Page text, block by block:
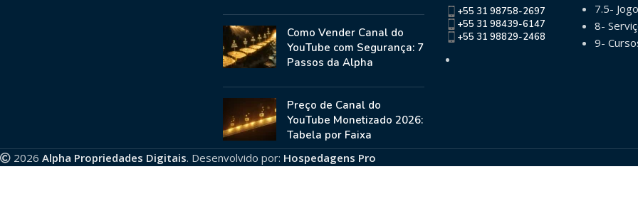
Como Vender Canal do
YouTube com Segurança: 7
Passos da Alpha
Preço de Canal do
YouTube Monetizado 2026:
Tabela por Faixa
+55 31 98758-2697
+55 31 98439-6147
+55 31 98829-2468
7.5-
8-
9-
2026 Alpha Propriedades Digitais. Desenvolvido por: Hospedagens Pro